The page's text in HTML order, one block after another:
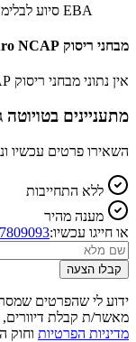
EBA סיוע לבלימת חירום
מבחני ריסוק Euro NCAP
אין נתוני מבחני ריסוק Euro NCAP לדגם זה
מתעניינים בטויוטה
השאירו פרטים עכשיו
ללא התחייבות
מענה מהיר
או חייגו עכשיו:
קבלו הצעה
ידוע לי שהפרטים
מאשר/ת קבלת דיוורים,
מדיניות הפרטיות וחוק